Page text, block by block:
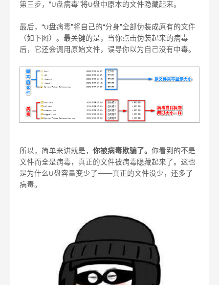
第三步，“U盘病毒”将U盘中原本的文件隐藏起来。
最后，“U盘病毒”将自己的“分身”全部伪装成原有的文件
（如下图）。最关键的是，当你点击伪装起来的病毒
后，它还会调用原始文件，误导你以为自己没有中毒。
所以，简单来讲就是， 你被病毒欺骗了。 你看到的不是
文件而全是病毒，真正的文件被病毒隐藏起来了。这也
是为什么 U盘容量变少了——真正的文件没少，还多了
病毒。